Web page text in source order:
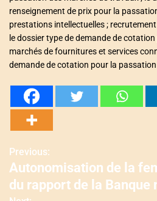
renseignement de prix pour la
prestations intellectuelles ;
le dossier type de demande de
marchés de fournitures et services
demande de cotation pour la
N
a
Previous:
Autonomisation de la
du rapport de la Banque